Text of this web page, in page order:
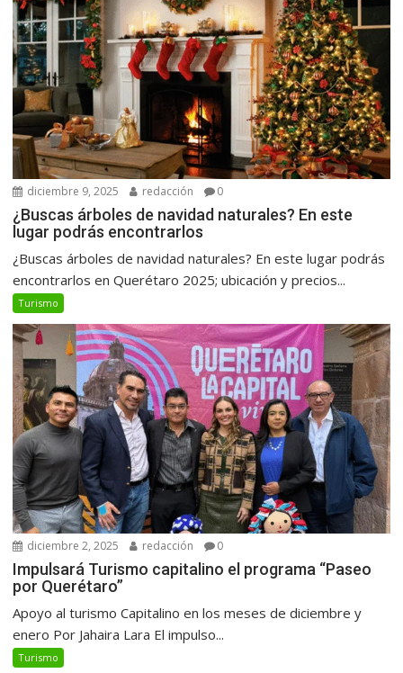
diciembre 9, 2025 redacción 0
¿Buscas árboles de navidad naturales? En este
lugar podrás encontrarlos
¿Buscas árboles de navidad naturales? En este lugar podrás
encontrarlos en Querétaro 2025; ubicación y precios...
Turismo
diciembre 2, 2025 redacción 0
Impulsará Turismo capitalino el programa “Paseo
por Querétaro”
Apoyo al turismo Capitalino en los meses de diciembre y
enero Por Jahaira Lara El impulso...
Turismo